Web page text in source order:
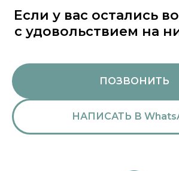
Если у вас остались
с удовольствием на
ПОЗВОНИТЬ
НАПИСАТЬ В